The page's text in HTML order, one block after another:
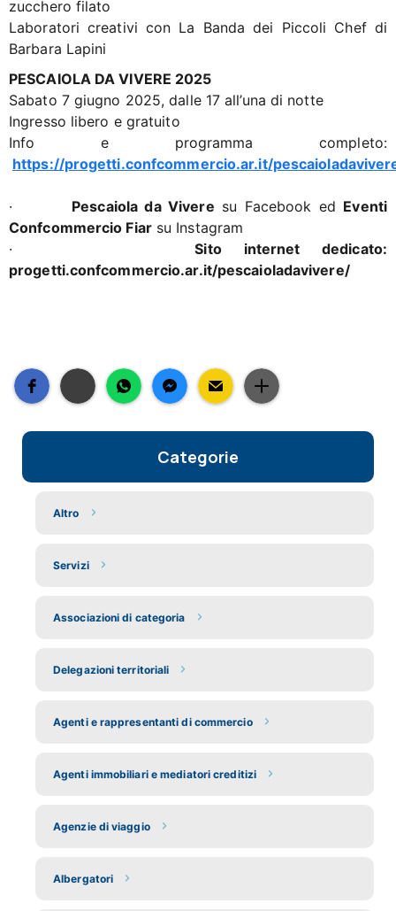
zucchero filato
Laboratori creativi con La Banda dei Piccoli Chef di
Barbara Lapini
PESCAIOLA DA VIVERE 2025
Sabato 7 giugno 2025, dalle 17 all’una di notte
Ingresso libero e gratuito
Info e programma completo:
https://progetti.confcommercio.ar.it/
· Pescaiola da Vivere su Facebook ed Eventi
Confcommercio Fiarsu Instagram
·Sito internet dedicato:
progetti.confcommercio.ar.it/pescaioladavivere/
Categorie
Altro
Servizi
Associazioni di categoria
Delegazioni territoriali
Agenti e rappresentanti di commercio
Agenti immobiliari e mediatori creditizi
Agenzie di viaggio
Albergatori